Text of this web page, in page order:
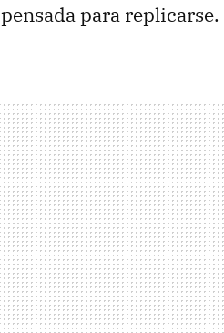
pensada para replicarse.